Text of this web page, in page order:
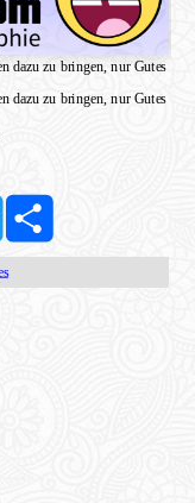
dazu zu bringen, nur Gutes
dazu zu bringen, nur Gutes
Twitter Share